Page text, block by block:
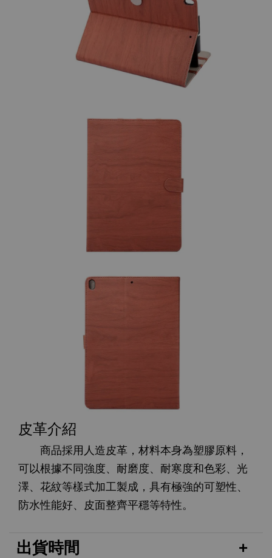
皮革介紹
商品採用人造皮革，材料本身為塑膠原料，
可以根據不同強度、耐磨度、耐寒度和色彩、光
澤、花紋等樣式加工製成，具有極強的可塑性、
防水性能好、皮面整齊平穩等特性。
出貨時間